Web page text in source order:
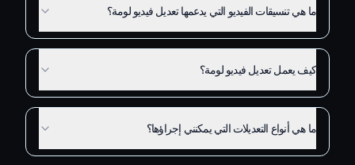
ما هي تنسيقات الفيديو التي يدعمها تعديل فيديو لومة؟
كيف يعمل تعديل فيديو لومة؟
ما هي أنواع التعديلات التي يمكنني إجراؤها؟